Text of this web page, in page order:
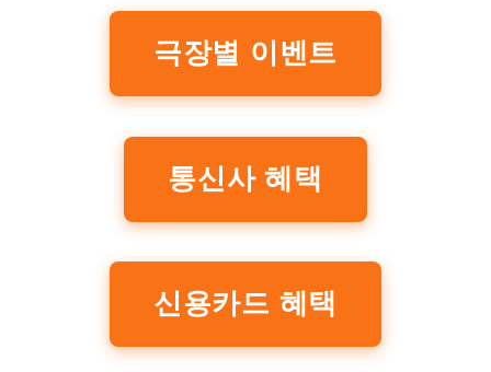
극장별 이벤트
통신사 혜택
신용카드 혜택